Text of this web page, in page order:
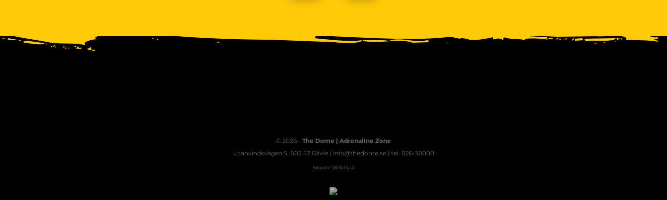
© 2026 - The Dome | Adrenaline Zone
Utanvindsvägen 5, 802 57 Gävle | info@thedome.se | tel. 026-38000
Smode Webbyrå